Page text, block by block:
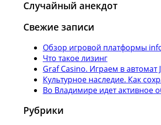
Случайный анекдот
Свежие записи
Обзор игровой платформы
Что такое лизинг
Graf Casino. Играем в автомат
Культурное наследие. Как
Во Владимире идет активное
Рубрики